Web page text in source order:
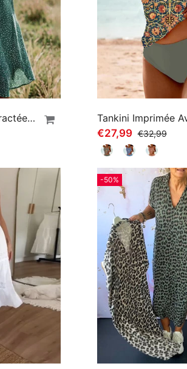
Robe Florale Décontractée À Revers
€27,99 €32,99
-50%